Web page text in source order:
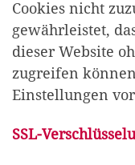
Cookies nicht
gewährleistet,
dieser Website
zugreifen
Einstellungen
SSL-